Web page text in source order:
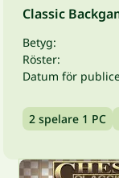
Classic
Betyg:
Röster:
Datum för
2 spelare 1 PC